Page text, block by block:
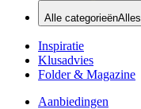
Alle categorieënAlles
Inspiratie
Klusadvies
Folder & Magazine
Aanbiedingen